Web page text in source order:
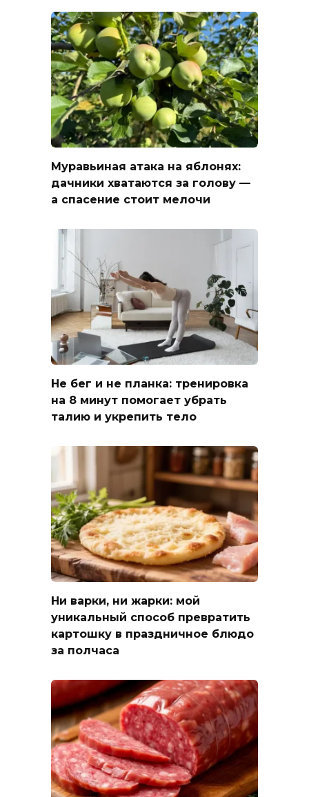
Муравьиная атака на яблонях:
дачники хватаются за голову —
а спасение стоит мелочи
Не бег и не планка: тренировка
на 8 минут помогает убрать
талию и укрепить тело
Ни варки, ни жарки: мой
уникальный способ превратить
картошку в праздничное блюдо
за полчаса